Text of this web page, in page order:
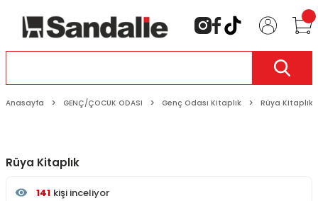
Anasayfa GENÇ/ÇOCUK ODASI Genç Odası Kitaplık Rüya Kitaplık
Rüya Kitaplık
141 kişi inceliyor